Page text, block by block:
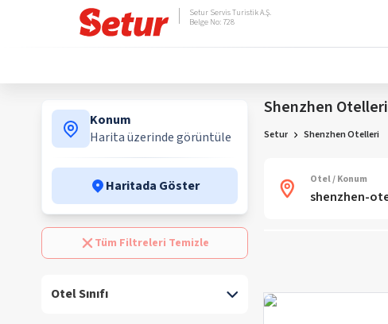
Setur Servis Turistik A.Ş.
Belge No: 728
Konum
Harita üzerinde görüntüle
Haritada Göster
Tüm Filtreleri Temizle
Otel Sınıfı
Shenzhen Otelleri
Setur Shenzhen Otelleri
Otel / Konum